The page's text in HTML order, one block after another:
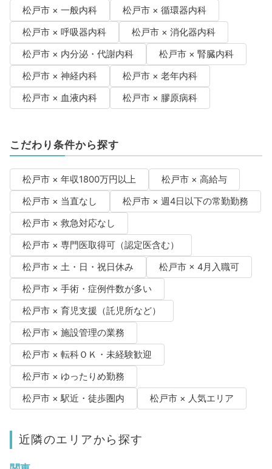
松戸市 × 一般内科
松戸市 × 循環器内科
松戸市 × 呼吸器内科
松戸市 × 消化器内科
松戸市 × 内分泌・代謝内科
松戸市 × 腎臓内科
松戸市 × 神経内科
松戸市 × 老年内科
松戸市 × 血液内科
松戸市 × 膠原病科
こだわり条件から探す
松戸市 × 年収1800万円以上
松戸市 × 高給与
松戸市 × 当直なし
松戸市 × 週4日以下の常勤勤務
松戸市 × 救急対応なし
松戸市 × 専門医取得可（認定医含む）
松戸市 × 土・日・祝日休み
松戸市 × 4月入職可
松戸市 × 手術・症例件数が多い
松戸市 × 育児支援（託児所など）
松戸市 × 施設管理の業務
松戸市 × 転科ＯＫ・未経験歓迎
松戸市 × ゆったりめ勤務
松戸市 × 駅近・徒歩圏内
松戸市 × 人気エリア
近隣のエリアから探す